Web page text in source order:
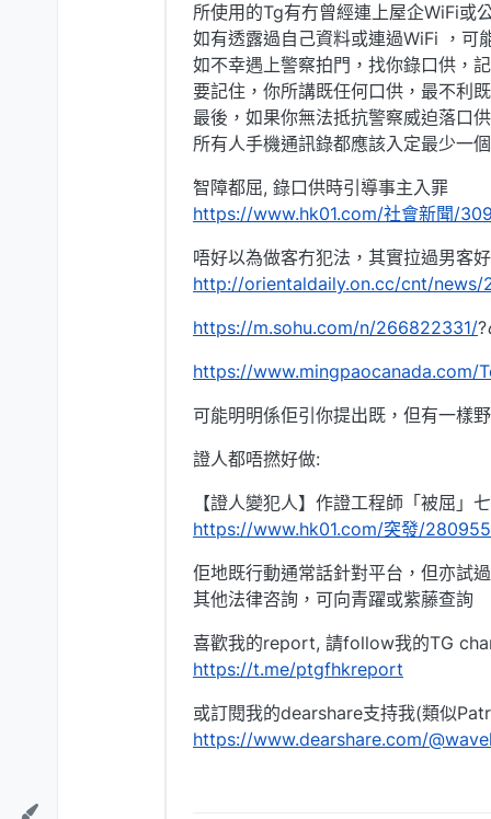
所使用的Tg有冇曾經連上屋企WiFi或
如有透露過自己資料或連過WiFi ，可
如不幸遇上警察拍門，找你錄口供，
要記住，你所講既任何口供，最不利
最後，如果你無法抵抗警察威迫落口
所有人手機通訊錄都應該入定最少一
智障都屈, 錄口供時引導事主入罪
https://www.hk01.com/社會新聞/
唔好以為做客冇犯法，其實拉過男客
http://orientaldaily.on.cc/cnt/news/
https://m.sohu.com/n/266822331/?
https://www.mingpaocanada.com/
可能明明係佢引你提出既，但有一樣
證人都唔撚好做:
【證人變犯人】作證工程師「被屈」
https://www.hk01.com/突發/
佢地既行動通常話針對平台，但亦試
其他法律咨詢，可向青躍或紫藤查詢
喜歡我的report, 請follow我的TG
https://t.me/ptgfhkreport
或訂閱我的dearshare支持我(類似
https://www.dearshare.com/